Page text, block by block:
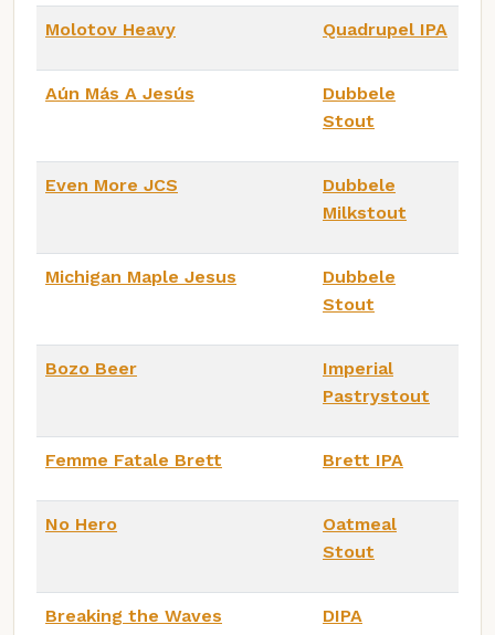
Molotov Heavy Quadrupel IPA
Aún Más A Jesús
Dubbele
Stout
Even More JCS
Dubbele
Milkstout
Michigan Maple Jesus
Dubbele
Stout
Bozo Beer
Imperial
Pastrystout
Femme Fatale Brett Brett IPA
No Hero
Oatmeal
Stout
Breaking the Waves DIPA